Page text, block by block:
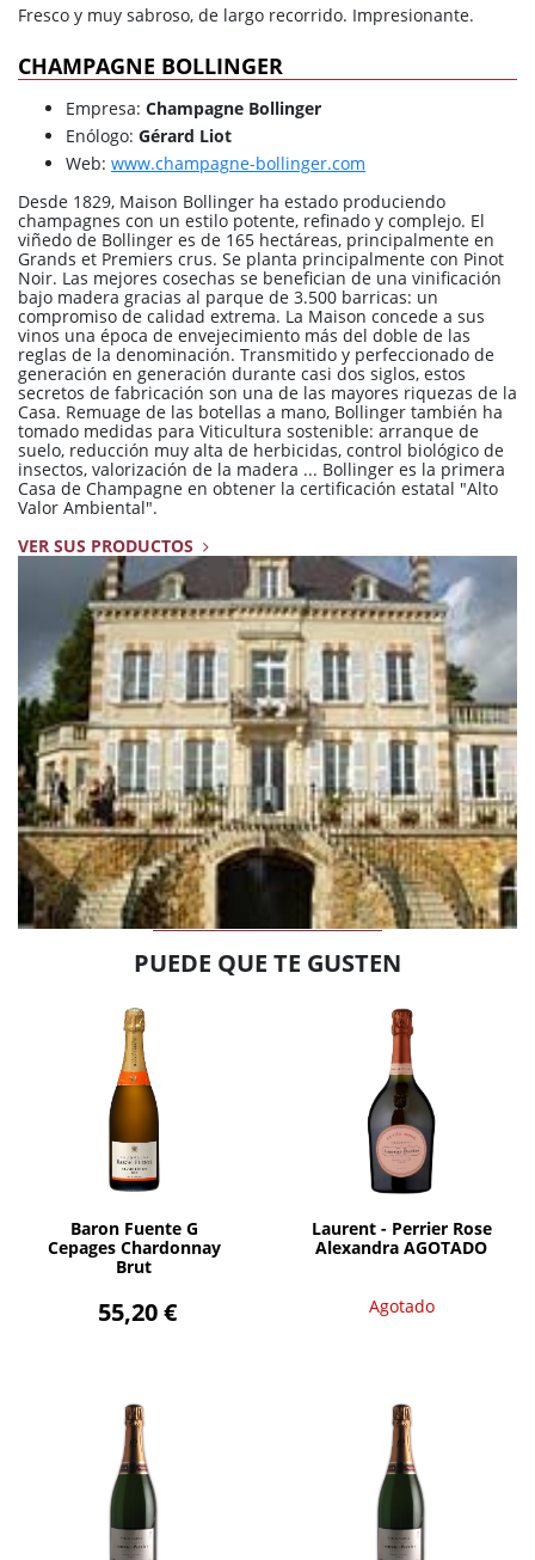
Fresco y muy sabroso, de largo recorrido. Impresionante.
CHAMPAGNE BOLLINGER
Empresa: Champagne Bollinger
Enólogo: Gérard Liot
Web: www.champagne-bollinger.com
Desde 1829, Maison Bollinger ha estado produciendo
champagnes con un estilo potente, refinado y complejo. El
viñedo de Bollinger es de 165 hectáreas, principalmente en
Grands et Premiers crus. Se planta principalmente con Pinot
Noir. Las mejores cosechas se benefician de una vinificación
bajo madera gracias al parque de 3.500 barricas: un
compromiso de calidad extrema. La Maison concede a sus
vinos una época de envejecimiento más del doble de las
reglas de la denominación. Transmitido y perfeccionado de
generación en generación durante casi dos siglos, estos
secretos de fabricación son una de las mayores riquezas de la
Casa. Remuage de las botellas a mano, Bollinger también ha
tomado medidas para Viticultura sostenible: arranque de
suelo, reducción muy alta de herbicidas, control biológico de
insectos, valorización de la madera ... Bollinger es la primera
Casa de Champagne en obtener la certificación estatal "Alto
Valor Ambiental".
VER SUS PRODUCTOS
PUEDE QUE TE GUSTEN
Baron Fuente G
Cepages Chardonnay
Brut
55,20 €
AÑADIR
Laurent - Perrier Rose
Alexandra AGOTADO
Agotado
Agotado